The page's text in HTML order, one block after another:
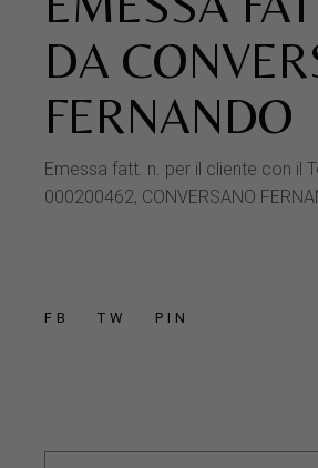
DA
FERNANDO
Emessa fatt. n. per il cliente con il
000200462, CONVERSANO
FB TW PIN